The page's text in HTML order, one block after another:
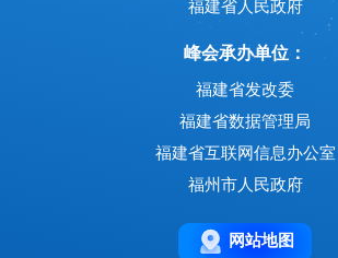
福建省人民政府
峰会承办单位：
福建省发改委
福建省数据管理局
福建省互联网信息办公室
福州市人民政府
网站地图